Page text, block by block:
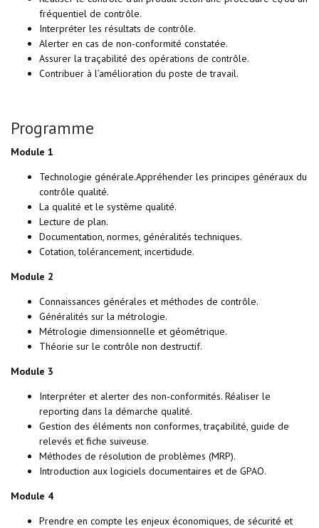
fréquentiel de contrôle.
Interpréter les résultats de contrôle.
Alerter en cas de non-conformité constatée.
Assurer la traçabilité des opérations de contrôle.
Contribuer à l’amélioration du poste de travail.
Programme
Module 1
Technologie générale.Appréhender les principes généraux du
contrôle qualité.
La qualité et le système qualité.
Lecture de plan.
Documentation, normes, généralités techniques.
Cotation, tolérancement, incertidude.
Module 2
Connaissances générales et méthodes de contrôle.
Généralités sur la métrologie.
Métrologie dimensionnelle et géométrique.
Théorie sur le contrôle non destructif.
Module 3
Interpréter et alerter des non-conformités. Réaliser le
reporting dans la démarche qualité.
Gestion des éléments non conformes, traçabilité, guide de
relevés et fiche suiveuse.
Méthodes de résolution de problèmes (MRP).
Introduction aux logiciels documentaires et de GPAO.
Module 4
Prendre en compte les enjeux économiques, de sécurité et